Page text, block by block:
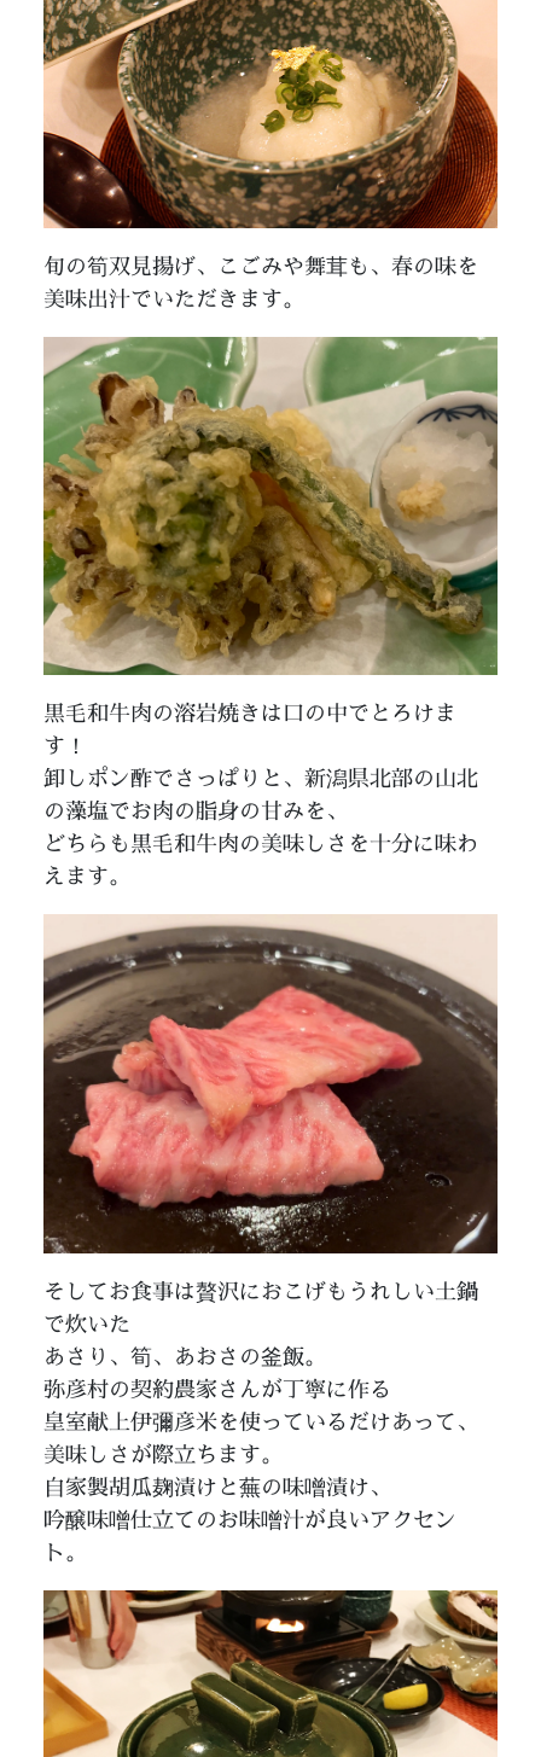
旬の筍双見揚げ、こごみや舞茸も、春の味を
美味出汁でいただきます。
黒毛和牛肉の溶岩焼きは口の中でとろけま
す！
卸しポン酢でさっぱりと、新潟県北部の山北
の藻塩でお肉の脂身の甘みを、
どちらも黒毛和牛肉の美味しさを十分に味わ
えます。
そしてお食事は贅沢におこげもうれしい土鍋
で炊いた
あさり、筍、あおさの釜飯。
弥彦村の契約農家さんが丁寧に作る
皇室献上伊彌彦米を使っているだけあって、
美味しさが際立ちます。
自家製胡瓜麹漬けと蕪の味噌漬け、
吟醸味噌仕立てのお味噌汁が良いアクセン
ト。